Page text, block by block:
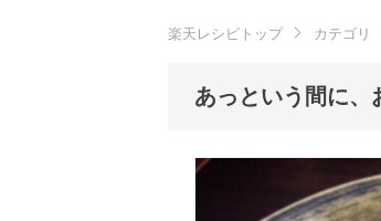
楽天レシピトップ カテゴリ
あっという間に、